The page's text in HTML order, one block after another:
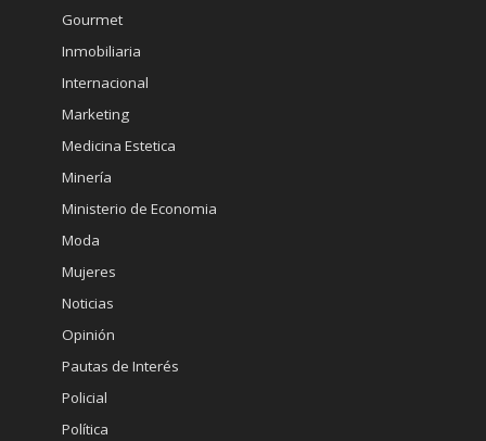
Gourmet
Inmobiliaria
Internacional
Marketing
Medicina Estetica
Minería
Ministerio de Economia
Moda
Mujeres
Noticias
Opinión
Pautas de Interés
Policial
Política